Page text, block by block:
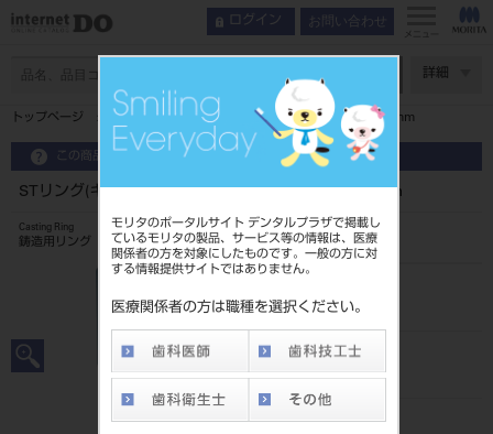
モリタのポータルサイト デンタルプラザで掲載し
ているモリタの製品、サービス等の情報は、医療
関係者の方を対象にしたものです。一般の方に対
する情報提供サイトではありません。
医療関係者の方は職種を選択ください。
ログイン お問い合わせ
メニュー
詳細
トップページ STリング(キャスティングリング) LM φ32×H50mm
この商品に関するお問い合わせ
STリング(キャスティングリング) LM φ32×H50mm
Casting Ring
鋳造用リング
201040205
JAN/EANコード
標準価格